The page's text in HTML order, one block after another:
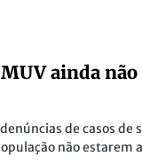
ainda
de casos de
não estarem